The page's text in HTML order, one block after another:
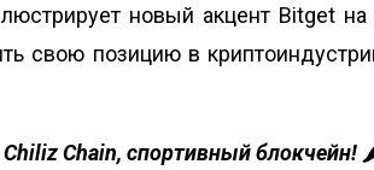
новый акцент Bitget
свою позицию в
Chain, спортивный блокчейн!